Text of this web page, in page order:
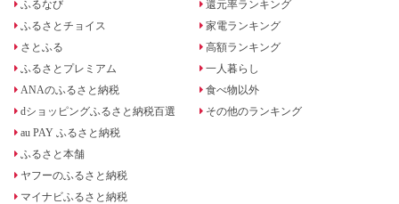
ふるなび
ふるさとチョイス
さとふる
ふるさとプレミアム
ANAのふるさと納税
dショッピングふるさと納税百選
au PAY ふるさと納税
ふるさと本舗
ヤフーのふるさと納税
マイナビふるさと納税
還元率ランキング
家電ランキング
高額ランキング
一人暮らし
食べ物以外
その他のランキング